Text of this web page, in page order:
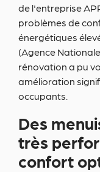
de l'entreprise
problèmes de
énergétiques
(Agence
rénovation a pu
amélioration
occupants.
Des
très
confort